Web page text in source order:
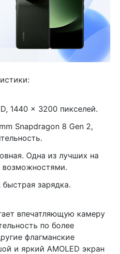
1440 x 3200 пикселей.
Snapdragon 8 Gen 2,
Одна из лучших на
зарядка.
впечатляющую камеру
по более
флагманские
и яркий AMOLED экран